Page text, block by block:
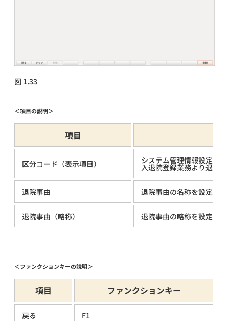
図 1.33
＜項目の説明＞
項目
区分コード（表示項目） システム管理情報設定画
入退院登録業務より退院
退院事由 退院事由の名称を設定しま
退院事由（略称） 退院事由の略称を設定しま
＜ファンクションキーの説明＞
項目 ファンクションキー
戻る F1